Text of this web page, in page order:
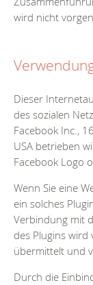
wird nicht
Dieser
des sozialen
Facebook Inc.,
USA betrieben
Facebook Logo
Wenn Sie eine
ein solches
Verbindung mit
des Plugins
übermittelt und
Durch die